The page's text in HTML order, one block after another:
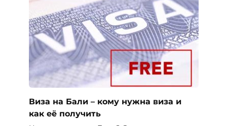
зависит
982